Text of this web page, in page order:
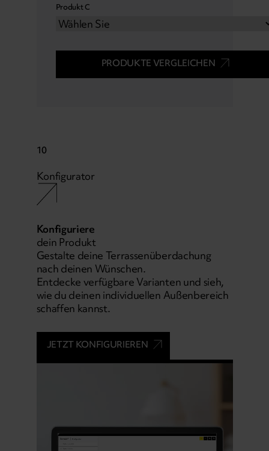
Produkt C
PRODUKTE VERGLEICHEN
10
Konfigurator
Konfiguriere
dein Produkt
Gestalte deine Terrassenüberdachung
nach deinen Wünschen.
Entdecke verfügbare Varianten und sieh,
wie du deinen individuellen Außenbereich
schaffen kannst.
JETZT KONFIGURIEREN